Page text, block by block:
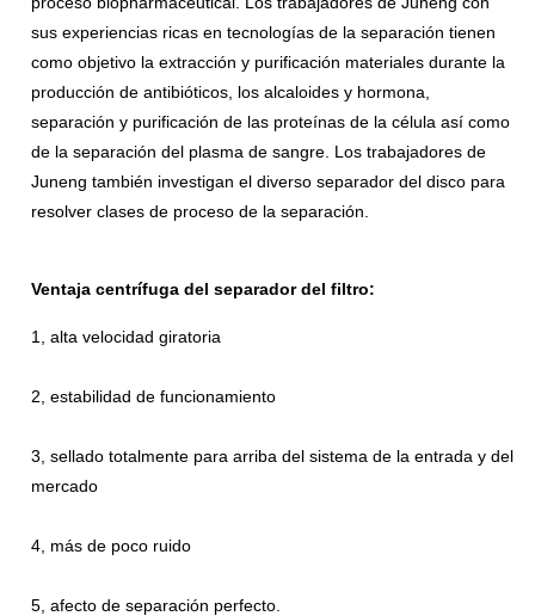
sus experiencias ricas en tecnologías de la separación tienen
como objetivo la extracción y purificación materiales durante la
producción de antibióticos, los alcaloides y hormona,
separación y purificación de las proteínas de la célula así como
de la separación del plasma de sangre. Los trabajadores de
Juneng también investigan el diverso separador del disco para
resolver clases de proceso de la separación.
Ventaja centrífuga del separador del filtro:
1, alta velocidad giratoria
2, estabilidad de funcionamiento
3, sellado totalmente para arriba del sistema de la entrada y del
mercado
4, más de poco ruido
5, afecto de separación perfecto.